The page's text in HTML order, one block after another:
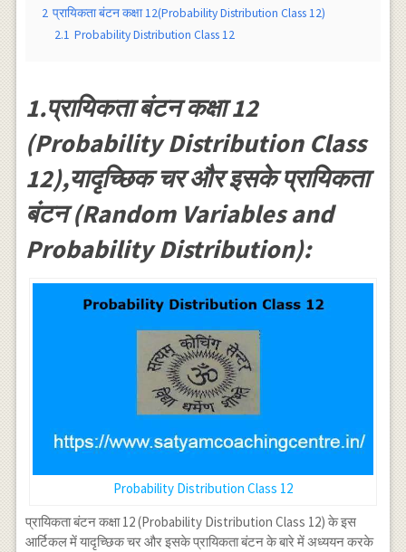
2 प्रायिकता बंटन कक्षा 12(Probability Distribution Class 12)
2.1 Probability Distribution Class 12
1.प्रायिकता बंटन कक्षा 12
(Probability Distribution Class
12),यादृच्छिक चर और इसके प्रायिकता
बंटन (Random Variables and
Probability Distribution):
Probability Distribution Class 12
प्रायिकता बंटन कक्षा 12 (Probability Distribution Class 12) के इस
आर्टिकल में यादृच्छिक चर और इसके प्रायिकता बंटन के बारे में अध्ययन करके